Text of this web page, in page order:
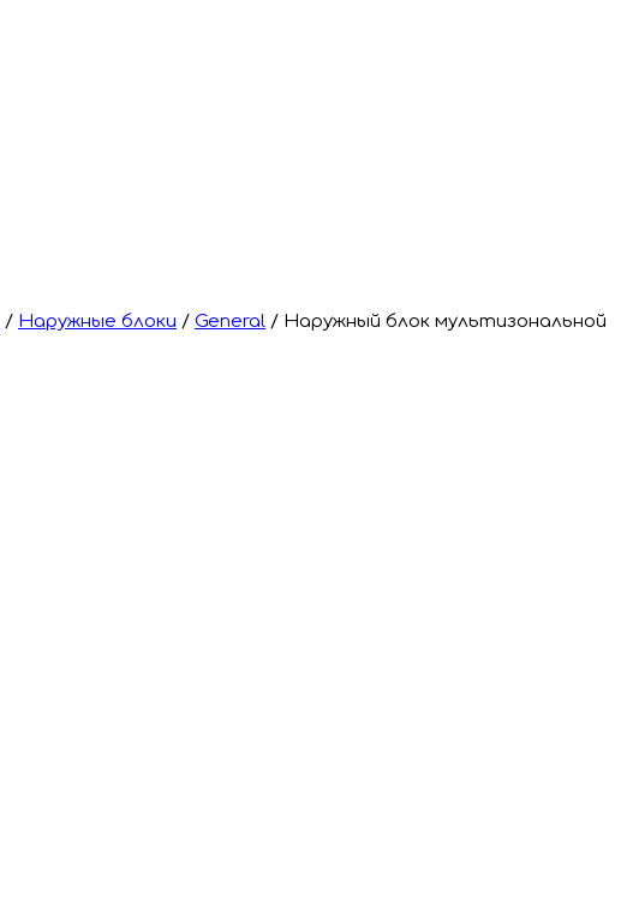
/ Наружные блоки / General / Наружный блок мультизональной